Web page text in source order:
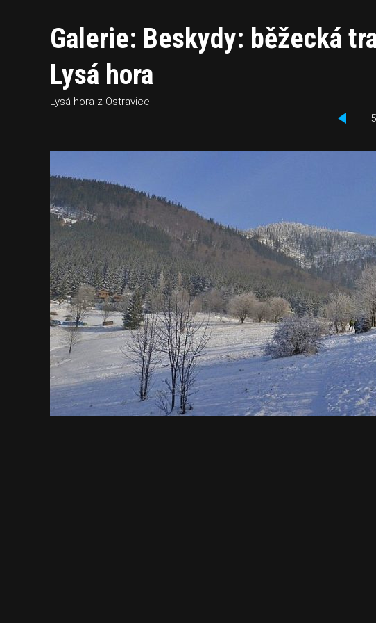
Galerie: Beskydy: běžecká
Lysá hora
Lysá hora z Ostravice